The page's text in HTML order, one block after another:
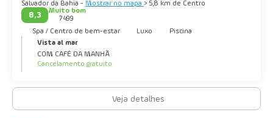
Salvador da Bahia - Mostrar no mapa > 5,8 km de Centro
8,3
Muito bom
7499
Spa / Centro de bem-estar
Luxo
Piscina
Vista al mar
COM CAFÉ DA MANHÃ
Cancelamento gratuito
Veja detalhes